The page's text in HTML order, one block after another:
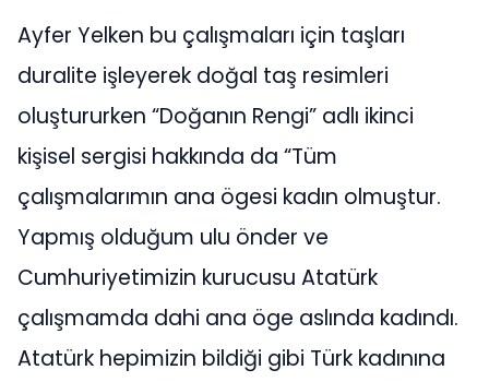
Ayfer Yelken bu çalışmaları için taşları
duralite işleyerek doğal taş resimleri
oluştururken “Doğanın Rengi” adlı ikinci
kişisel sergisi hakkında da “Tüm
çalışmalarımın ana ögesi kadın olmuştur.
Yapmış olduğum ulu önder ve
Cumhuriyetimizin kurucusu Atatürk
çalışmamda dahi ana öge aslında kadındı.
Atatürk hepimizin bildiği gibi Türk kadınına